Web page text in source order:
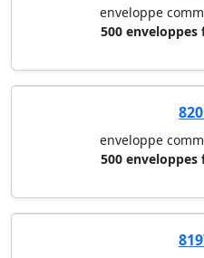
enveloppe
500 enveloppes
enveloppe
500 enveloppes